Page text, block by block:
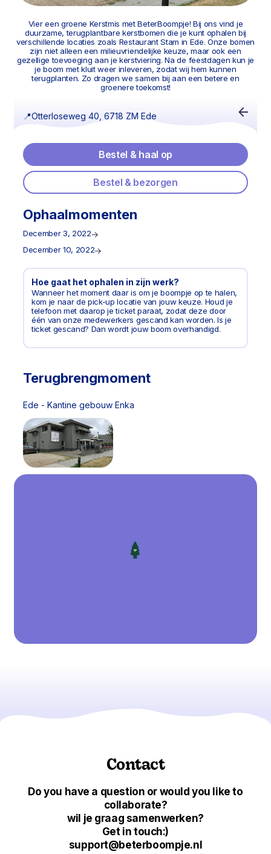
Vier een groene Kerstmis met BeterBoompje! Bij ons vind je
duurzame, terugplantbare kerstbomen die je kunt ophalen bij
verschillende locaties zoals Restaurant Stam in Ede. Onze bomen
zijn niet alleen een milieuvriendelijke keuze, maar ook een
gezellige toevoeging aan je kerstviering. Na de feestdagen kun je
je boom met kluit weer inleveren, zodat wij hem kunnen
terugplanten. Zo dragen we samen bij aan een betere en
groenere toekomst!
📍Otterloseweg 40, 6718 ZM Ede
Bestel & haal op
Bestel & bezorgen
Ophaalmomenten
December 3, 2022
December 10, 2022
Hoe gaat het ophalen in zijn werk?
Wanneer het moment daar is om je boompje op te halen,
kom je naar de pick-up locatie van jouw keuze. Houd je
telefoon met daarop je ticket paraat, zodat deze door
één van onze medewerkers gescand kan worden. Is je
ticket gescand? Dan wordt jouw boom overhandigd.
Terugbrengmoment
Ede - Kantine gebouw Enka
Contact
Do you have a question or would you like to
collaborate?
wil je graag samenwerken?
Get in touch:)
support@beterboompje.nl